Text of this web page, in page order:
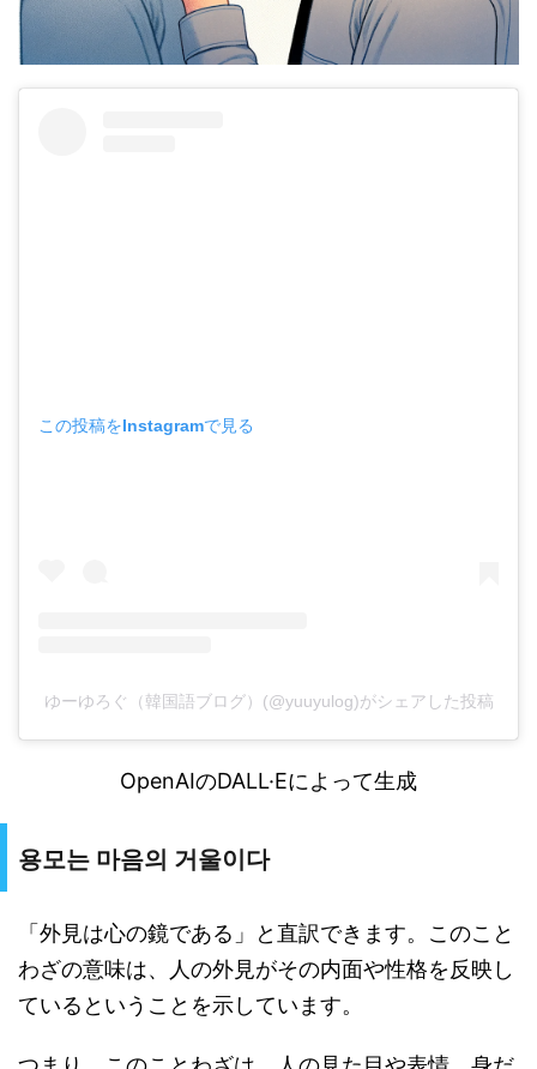
この投稿をInstagramで見る
ゆーゆろぐ（韓国語ブログ）(@yuuyulog)がシェアした投稿
OpenAIのDALL·Eによって生成
용모는 마음의 거울이다
「外見は心の鏡である」と直訳できます。このこと
わざの意味は、人の外見がその内面や性格を反映し
ているということを示しています。